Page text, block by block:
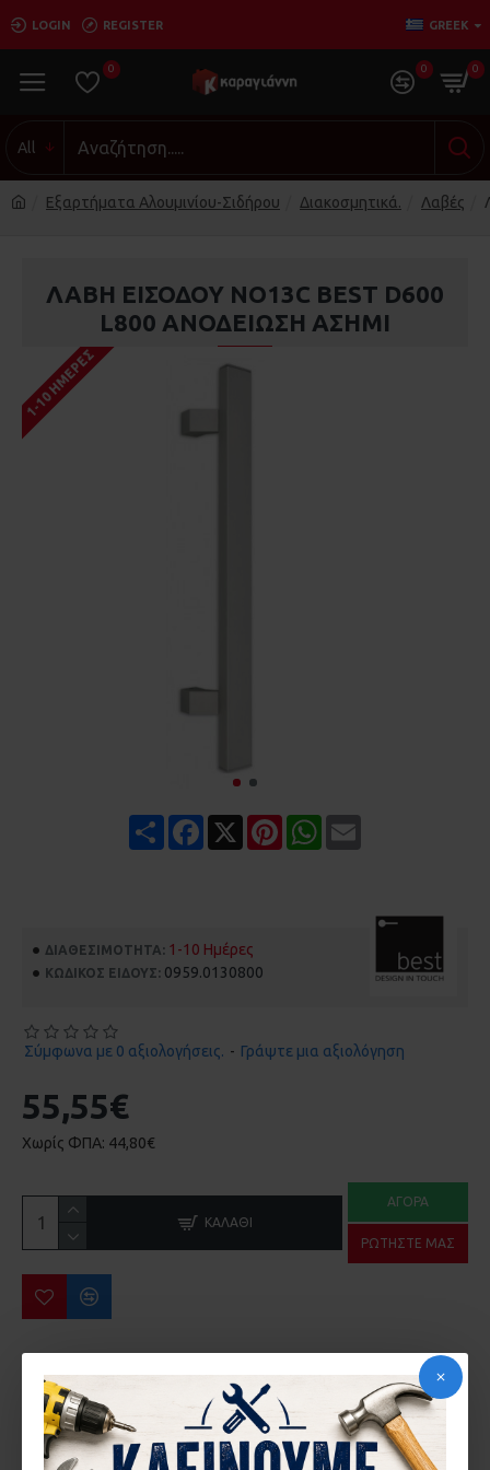
LOGIN REGISTER GREEK
0 0 0
All
Εξαρτήματα Αλουμινίου-Σιδήρου Διακοσμητικά. Λαβές
ΛΑΒΗ ΕΙΣΟΔΟΥ NO13C BEST D600
L800 ΑΝΟΔΕΙΩΣΗ ΑΣΗΜΙ
1-10 ΗΜΈΡΕΣ
Share Facebook PinterestWhatsApp
ΔΙΑΘΕΣΙΜΌΤΗΤΑ: 1-10 Ημέρες
ΚΩΔΙΚΌΣ ΕΊΔΟΥΣ: 0959.0130800
Σύμφωνα με 0 αξιολογήσεις. - Γράψτε μια αξιολόγηση
55,55€
Χωρίς ΦΠΑ: 44,80€
ΚΑΛΆΘΙ
ΑΓΟΡΆ
ΡΩΤΉΣΤΕ ΜΑΣ
ΠΕΡΙΣΣΌΤΕΡΑ ΑΠΌ ΤΗΝ ΙΔΙΑ ΜΆΡΚΑ
ΚΛΕΙΣΤΡΟ ΘΩΡΑΚΙΣΜΕΝΗΣ BEST Νο7 SILVER ΑΛΟΥΜΙΝΙΟΥ
5,29€ 67,70€